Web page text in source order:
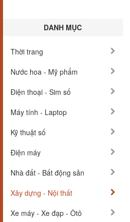
DANH MỤC
Thời trang
Nước hoa - Mỹ phẩm
Điện thoại - Sim số
Máy tính - Laptop
Kỹ thuật số
Điện máy
Nhà đất - Bất động sản
Xây dựng - Nội thất
Xe máy - Xe đạp - Ôtô